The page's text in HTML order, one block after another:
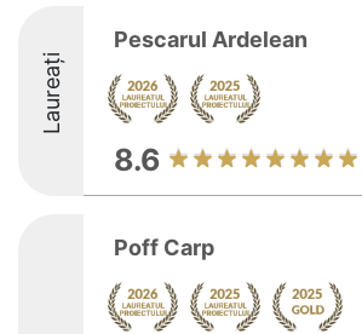
Laureați
Pescarul Ardelean
8.6
Poff Carp